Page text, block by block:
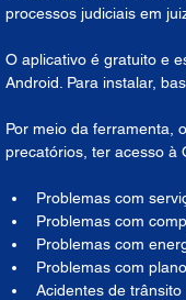
processos judiciais em
O aplicativo é gratuito e
Android. Para instalar,
Por meio da ferramenta,
precatórios, ter acesso à
Problemas com
Problemas com
Problemas com
Problemas com
Acidentes de trânsito